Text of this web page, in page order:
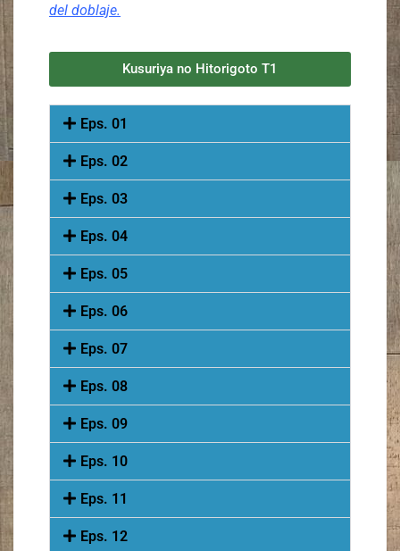
del doblaje.
Kusuriya no Hitorigoto T1
Eps. 01
Eps. 02
Eps. 03
Eps. 04
Eps. 05
Eps. 06
Eps. 07
Eps. 08
Eps. 09
Eps. 10
Eps. 11
Eps. 12